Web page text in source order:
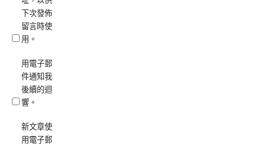
下次發佈
留言時使
用。
用電子郵
件通知我
後續的迴
響。
新文章使
用電子郵